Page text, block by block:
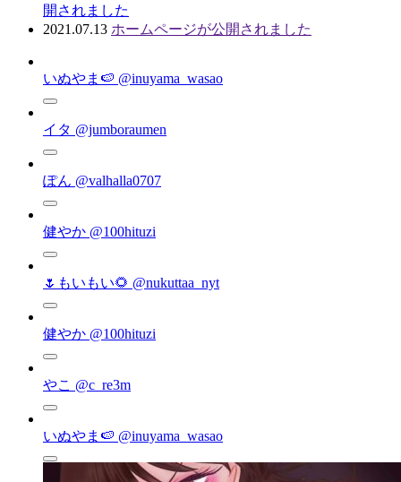
開されました
2021.07.13 ホームページが公開されました
いぬやま🍉 @inuyama_wasao
イタ @jumboraumen
ぽん @valhalla0707
健やか @100hituzi
🌷もいもい🌻 @nukuttaa_nyt
健やか @100hituzi
やこ @c_re3m
いぬやま🍉 @inuyama_wasao